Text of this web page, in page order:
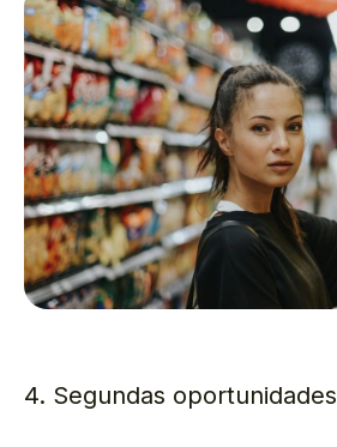
4. Segundas oportunidades